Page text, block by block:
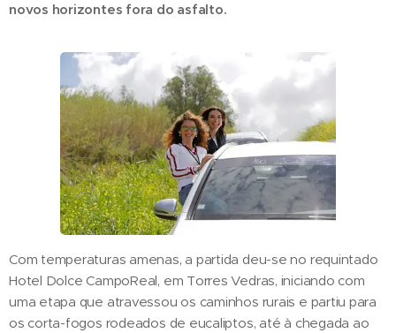
novos horizontes fora do asfalto.
Com temperaturas amenas, a partida deu-se no requintado
Hotel Dolce CampoReal, em Torres Vedras, iniciando com
uma etapa que atravessou os caminhos rurais e partiu para
os corta-fogos rodeados de eucaliptos, até à chegada ao